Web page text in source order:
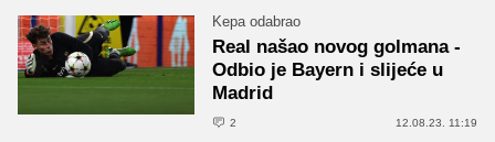
Kepa odabrao
Real našao novog golmana -
Odbio je Bayern i slijeće u
Madrid
2 12.08.23. 11:19